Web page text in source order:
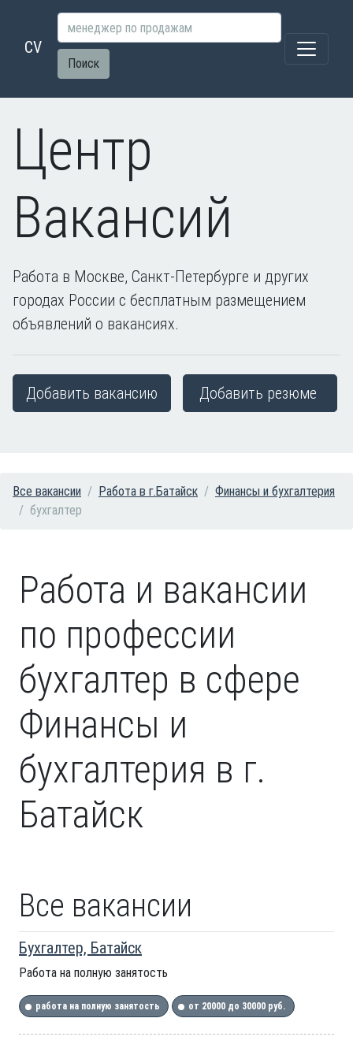
CV
Поиск
Центр
Вакансий
Работа в Москве, Санкт-Петербурге и других
городах России с бесплатным размещением
объявлений о вакансиях.
Добавить вакансию Добавить резюме
Все вакансии Работа в г.Батайск
Финансы и бухгалтерия
бухгалтер
Работа и вакансии
по профессии
бухгалтер в сфере
Финансы и
бухгалтерия в г.
Батайск
Все вакансии
Бухгалтер, Батайск
Работа на полную занятость
работа на полную занятость от 20000 до 30000 руб.